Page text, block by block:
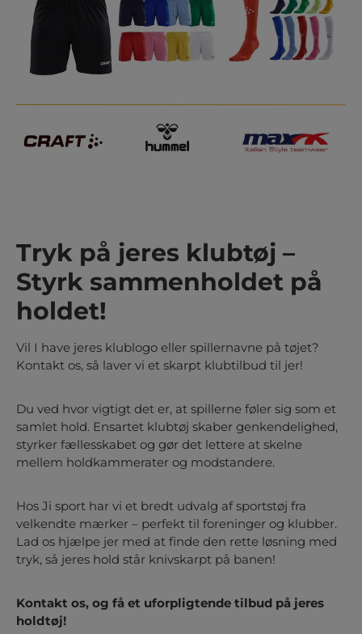
Tryk på jeres klubtøj –
Styrk sammenholdet på
holdet!
Vil I have jeres klublogo eller spillernavne på tøjet?
Kontakt os, så laver vi et skarpt klubtilbud til jer!
Du ved hvor vigtigt det er, at spillerne føler sig som et
samlet hold. Ensartet klubtøj skaber genkendelighed,
styrker fællesskabet og gør det lettere at skelne
mellem holdkammerater og modstandere.
Hos Ji sport har vi et bredt udvalg af sportstøj fra
velkendte mærker – perfekt til foreninger og klubber.
Lad os hjælpe jer med at finde den rette løsning med
tryk, så jeres hold står knivskarpt på banen!
Kontakt os, og få et uforpligtende tilbud på jeres
holdtøj!